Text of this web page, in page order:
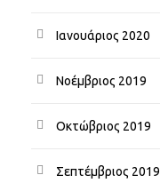
Ιανουάριος 2020
Νοέμβριος 2019
Οκτώβριος 2019
Σεπτέμβριος 2019